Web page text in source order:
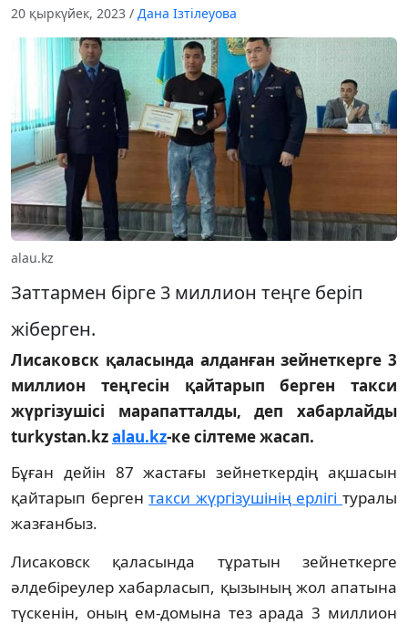
20 қыркүйек, 2023 / Дана Ізтілеуова
alau.kz
Заттармен бірге 3 миллион теңге беріп
жіберген.
Лисаковск қаласында алданған зейнеткерге 3
миллион теңгесін қайтарып берген такси
жүргізушісі марапатталды, деп хабарлайды
turkystan.kzalau.kz-ке сілтеме жасап.
Бұған дейін 87 жастағы зейнеткердің ақшасын
қайтарып бергентакси жүргізушінің ерлігітуралы
жазғанбыз.
Лисаковск қаласында тұратын зейнеткерге
әлдебіреулер хабарласып, қызының жол апатына
түскенін, оның ем-домына тез арада 3 миллион